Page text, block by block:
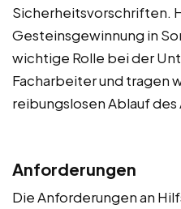
Sicherheitsvorschriften.
Gesteinsgewinnung in
wichtige Rolle bei der
Facharbeiter und tragen
reibungslosen Ablauf
Anforderungen
Die Anforderungen an